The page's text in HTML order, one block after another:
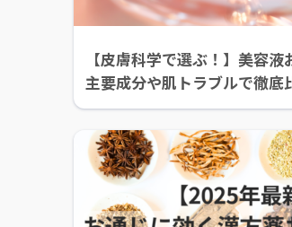
【皮膚科学で選ぶ！】美容液
主要成分や肌トラブルで徹底